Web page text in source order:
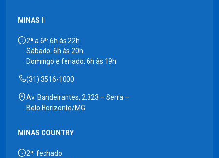
MINAS II
2ª a 6ª: 6h às 22h
Sábado: 6h às 20h
Domingo e feriado: 6h às 19h
(31) 3516-1000
Av. Bandeirantes, 2.323 – Serra –
Belo Horizonte/MG
MINAS COUNTRY
2ª: fechado